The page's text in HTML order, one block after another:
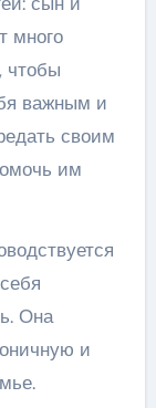
много
чтобы
важным и
своим
им
Она
и